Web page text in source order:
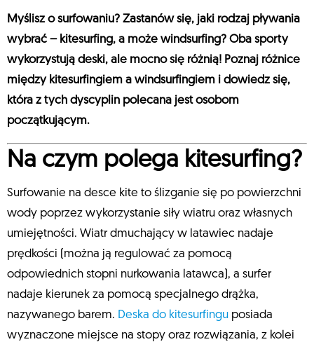
Myślisz o surfowaniu? Zastanów się, jaki rodzaj pływania
wybrać – kitesurfing, a może windsurfing? Oba sporty
wykorzystują deski, ale mocno się różnią! Poznaj różnice
między kitesurfingiem a windsurfingiem i dowiedz się,
która z tych dyscyplin polecana jest osobom
początkującym.
Na czym polega kitesurfing?
Surfowanie na desce kite to ślizganie się po powierzchni
wody poprzez wykorzystanie siły wiatru oraz własnych
umiejętności. Wiatr dmuchający w latawiec nadaje
prędkości (można ją regulować za pomocą
odpowiednich stopni nurkowania latawca), a surfer
nadaje kierunek za pomocą specjalnego drążka,
nazywanego barem. Deska do kitesurfingu posiada
wyznaczone miejsce na stopy oraz rozwiązania, z kolei